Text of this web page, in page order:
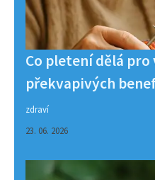
Co pletení dělá pro
překvapivých
zdraví
23. 06. 2026